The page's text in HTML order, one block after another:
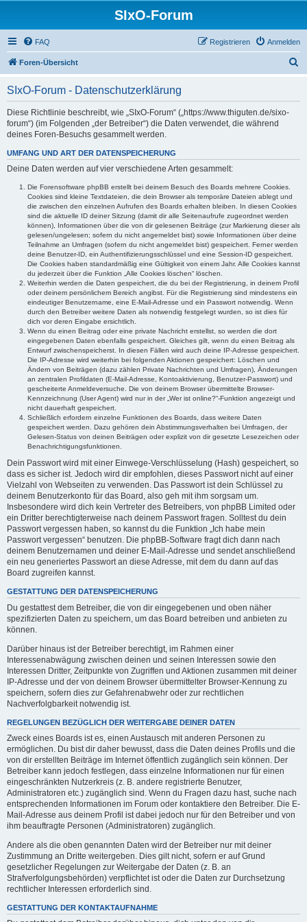
SIxO-Forum
FAQ Anmelden
Registrieren
Foren-Übersicht
SIxO-Forum - Datenschutzerklärung
Diese Richtlinie beschreibt, wie „SIxO-Forum“ („https://www.thiguten.de/sixo-
forum“) (im Folgenden „der Betreiber“) die Daten verwendet, die während
deines Foren-Besuchs gesammelt werden.
UMFANG UND ART DER DATENSPEICHERUNG
Deine Daten werden auf vier verschiedene Arten gesammelt:
Die Forensoftware phpBB erstellt bei deinem Besuch des Boards mehrere Cookies.
Cookies sind kleine Textdateien, die dein Browser als temporäre Dateien ablegt und
die zwischen den einzelnen Aufrufen des Boards erhalten bleiben. In diesen Cookies
sind die aktuelle ID deiner Sitzung (damit dir alle Seitenaufrufe zugeordnet werden
können), Informationen über die von dir gelesenen Beiträge (zur Markierung dieser als
gelesen/ungelesen; sofern du nicht angemeldet bist) sowie Informationen über deine
Teilnahme an Umfragen (sofern du nicht angemeldet bist) gespeichert. Ferner werden
deine Benutzer-ID, ein Authentifizierungsschlüssel und eine Session-ID gespeichert.
Die Cookies haben standardmäßig eine Gültigkeit von einem Jahr. Alle Cookies kannst
du jederzeit über die Funktion „Alle Cookies löschen“ löschen.
Weiterhin werden die Daten gespeichert, die du bei der Registrierung, in deinem Profil
oder deinem persönlichem Bereich angibst. Für die Registrierung sind mindestens ein
eindeutiger Benutzername, eine E-Mail-Adresse und ein Passwort notwendig. Wenn
durch den Betreiber weitere Daten als notwendig festgelegt wurden, so ist dies für
dich vor deren Eingabe ersichtlich.
Wenn du einen Beitrag oder eine private Nachricht erstellst, so werden die dort
eingegebenen Daten ebenfalls gespeichert. Gleiches gilt, wenn du einen Beitrag als
Entwurf zwischenspeicherst. In diesen Fällen wird auch deine IP-Adresse gespeichert.
Die IP-Adresse wird weiterhin bei folgenden Aktionen gespeichert: Löschen und
Ändern von Beiträgen (dazu zählen Private Nachrichten und Umfragen), Änderungen
an zentralen Profildaten (E-Mail-Adresse, Kontoaktivierung, Benutzer-Passwort) und
gescheiterte Anmeldeversuche. Die von deinem Browser übermittelte Browser-
Kennzeichnung (User Agent) wird nur in der „Wer ist online?“-Funktion angezeigt und
nicht dauerhaft gespeichert.
Schließlich erfordern einzelne Funktionen des Boards, dass weitere Daten
gespeichert werden. Dazu gehören dein Abstimmungsverhalten bei Umfragen, der
Gelesen-Status von deinen Beiträgen oder explizit von dir gesetzte Lesezeichen oder
Benachrichtigungsfunktionen.
Dein Passwort wird mit einer Einwege-Verschlüsselung (Hash) gespeichert, so
dass es sicher ist. Jedoch wird dir empfohlen, dieses Passwort nicht auf einer
Vielzahl von Webseiten zu verwenden. Das Passwort ist dein Schlüssel zu
deinem Benutzerkonto für das Board, also geh mit ihm sorgsam um.
Insbesondere wird dich kein Vertreter des Betreibers, von phpBB Limited oder
ein Dritter berechtigterweise nach deinem Passwort fragen. Solltest du dein
Passwort vergessen haben, so kannst du die Funktion „Ich habe mein
Passwort vergessen“ benutzen. Die phpBB-Software fragt dich dann nach
deinem Benutzernamen und deiner E-Mail-Adresse und sendet anschließend
ein neu generiertes Passwort an diese Adresse, mit dem du dann auf das
Board zugreifen kannst.
GESTATTUNG DER DATENSPEICHERUNG
Du gestattest dem Betreiber, die von dir eingegebenen und oben näher
spezifizierten Daten zu speichern, um das Board betreiben und anbieten zu
können.
Darüber hinaus ist der Betreiber berechtigt, im Rahmen einer
Interessenabwägung zwischen deinen und seinen Interessen sowie den
Interessen Dritter, Zeitpunkte von Zugriffen und Aktionen zusammen mit deiner
IP-Adresse und der von deinem Browser übermittelter Browser-Kennung zu
speichern, sofern dies zur Gefahrenabwehr oder zur rechtlichen
Nachverfolgbarkeit notwendig ist.
REGELUNGEN BEZÜGLICH DER WEITERGABE DEINER DATEN
Zweck eines Boards ist es, einen Austausch mit anderen Personen zu
ermöglichen. Du bist dir daher bewusst, dass die Daten deines Profils und die
von dir erstellten Beiträge im Internet öffentlich zugänglich sein können. Der
Betreiber kann jedoch festlegen, dass einzelne Informationen nur für einen
eingeschränkten Nutzerkreis (z. B. andere registrierte Benutzer,
Administratoren etc.) zugänglich sind. Wenn du Fragen dazu hast, suche nach
entsprechenden Informationen im Forum oder kontaktiere den Betreiber. Die E-
Mail-Adresse aus deinem Profil ist dabei jedoch nur für den Betreiber und von
ihm beauftragte Personen (Administratoren) zugänglich.
Andere als die oben genannten Daten wird der Betreiber nur mit deiner
Zustimmung an Dritte weitergeben. Dies gilt nicht, sofern er auf Grund
gesetzlicher Regelungen zur Weitergabe der Daten (z. B. an
Strafverfolgungsbehörden) verpflichtet ist oder die Daten zur Durchsetzung
rechtlicher Interessen erforderlich sind.
GESTATTUNG DER KONTAKTAUFNAHME